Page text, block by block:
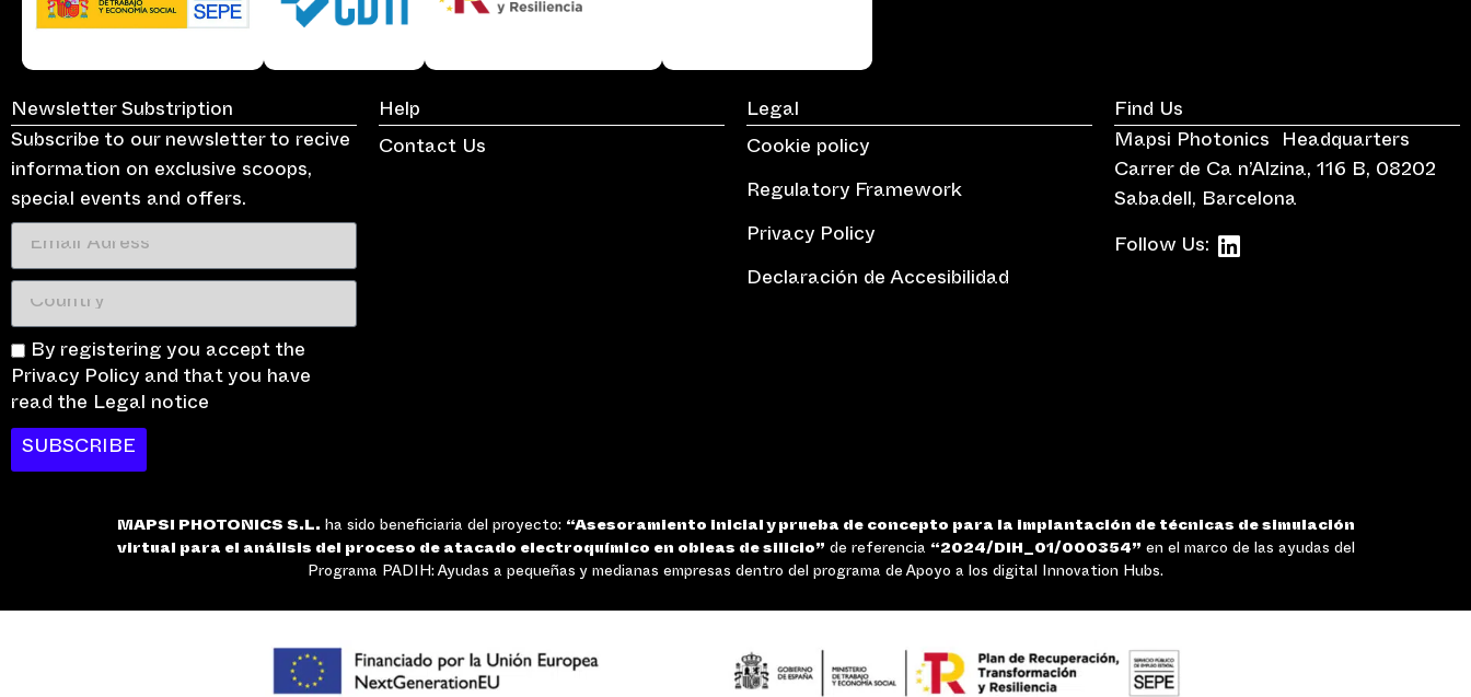
Newsletter Substription
Subscribe to our newsletter to recive
information on exclusive scoops,
special events and offers.
By registering you accept the
Privacy Policy and that you have
read the Legal notice
SUBSCRIBE
Help
Contact Us
Legal
Cookie policy
Regulatory Framework
Privacy Policy
Declaración de Accesibilidad
Find Us
Mapsi Photonics Headquarters
Carrer de Ca n’Alzina, 116 B, 08202
Sabadell, Barcelona
Follow Us:
MAPSI PHOTONICS S.L. ha sido beneficiaria del proyecto: “Asesoramiento inicial y prueba de concepto para la implantación de técnicas de simulación
virtual para el análisis del proceso de atacado electroquímico en obleas de silicio” de referencia “2024/DIH_01/000354” en el marco de las ayudas del
Programa PADIH: Ayudas a pequeñas y medianas empresas dentro del programa de Apoyo a los digital Innovation Hubs.